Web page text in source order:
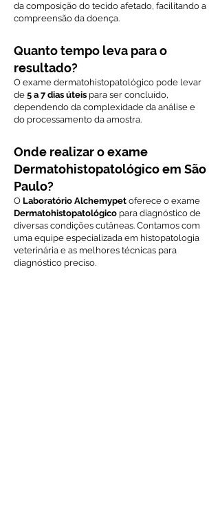
da composição do tecido afetado, facilitando a
compreensão da doença.
Quanto tempo leva para o
resultado?
O exame dermatohistopatológico pode levar
de 5 a 7 dias úteis para ser concluído,
dependendo da complexidade da análise e
do processamento da amostra.
Onde realizar o exame
Dermatohistopatológico em São
Paulo?
O Laboratório Alchemypet oferece o exame
Dermatohistopatológico para diagnóstico de
diversas condições cutâneas. Contamos com
uma equipe especializada em histopatologia
veterinária e as melhores técnicas para
diagnóstico preciso.